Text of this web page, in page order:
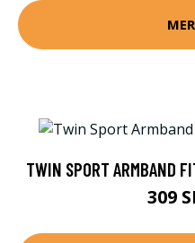
TWIN SPORT ARMBAND
309